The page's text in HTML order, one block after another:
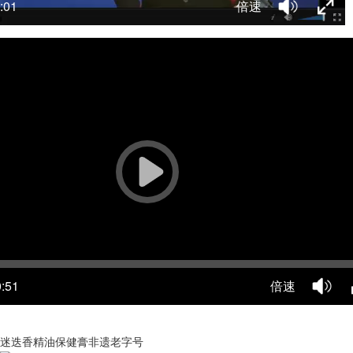
倍速
倍速
100%
迷迭香精油保健膏非遗老字号